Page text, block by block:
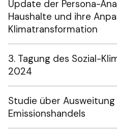
Update der Persona-
Haushalte und ihre
Klimatransformation
3. Tagung des Sozial-
2024
Studie über Ausweitung
Emissionshandels